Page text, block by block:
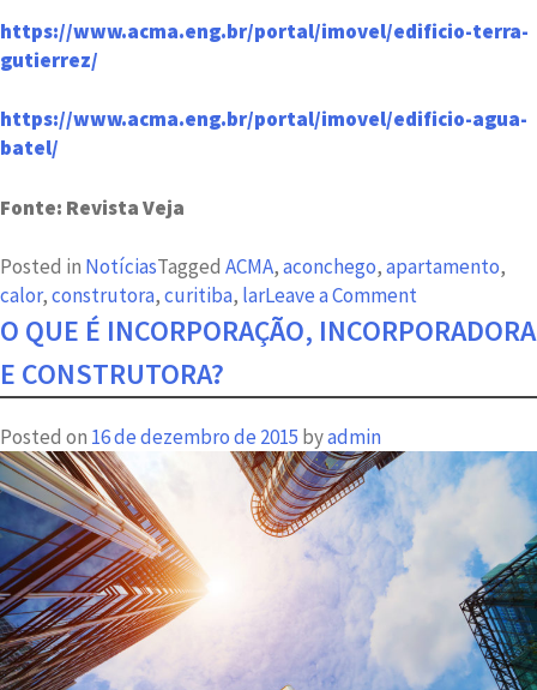
https://www.acma.eng.br/portal/imovel/edificio-terra-
gutierrez/
https://www.acma.eng.br/portal/imovel/edificio-agua-
batel/
Fonte: Revista Veja
Posted in NotíciasTagged ACMA,aconchego,apartamento,
calor,construtora,curitiba, larLeave a Comment
Truques
no
inverno
O QUE É INCORPORAÇÃO, INCORPORADORA
E CONSTRUTORA?
Posted on 16 de dezembro de 2015 byadmin